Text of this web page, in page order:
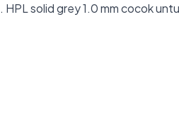
solid grey 1.0 mm cocok